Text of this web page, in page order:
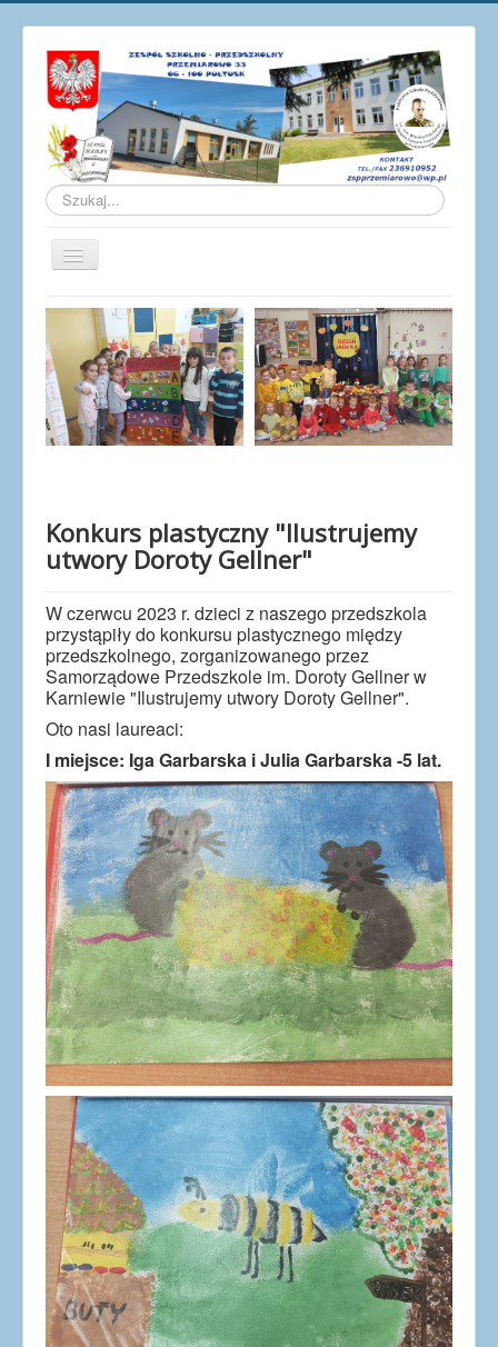
Szukaj...
Przełącz
Aktualności
O szkole
Galeria
Osiągnięcia
Dla nauczycieli
Dla rodziców
Dokumenty
Projekty UE
Konkurs plastyczny "Ilustrujemy
utwory Doroty Gellner"
W czerwcu 2023 r. dzieci z naszego przedszkola
przystąpiły do konkursu plastycznego między
przedszkolnego, zorganizowanego przez
Samorządowe Przedszkole im. Doroty Gellner w
Karniewie "Ilustrujemy utwory Doroty Gellner".
Oto nasi laureaci:
I miejsce: Iga Garbarska i Julia Garbarska -5 lat.